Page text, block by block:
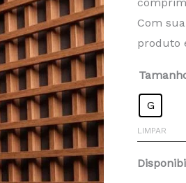
Com
produto
G
LIMPAR